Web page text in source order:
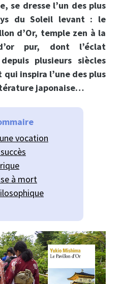
se dresse l’un des plus
du Soleil levant : le
d’Or, temple zen à la
pur, dont l’éclat
plusieurs siècles
inspira l’une des plus
japonaise…
vocation
à mort